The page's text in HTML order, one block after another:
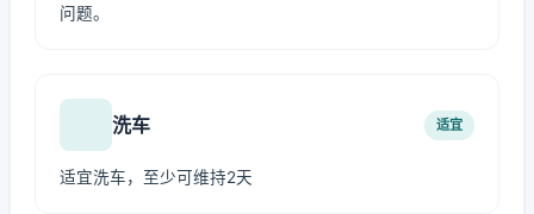
问题。
洗车 适宜
适宜洗车，至少可维持2天